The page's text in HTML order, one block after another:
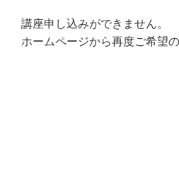
講座申し込みができません。
ホームページから再度ご希望